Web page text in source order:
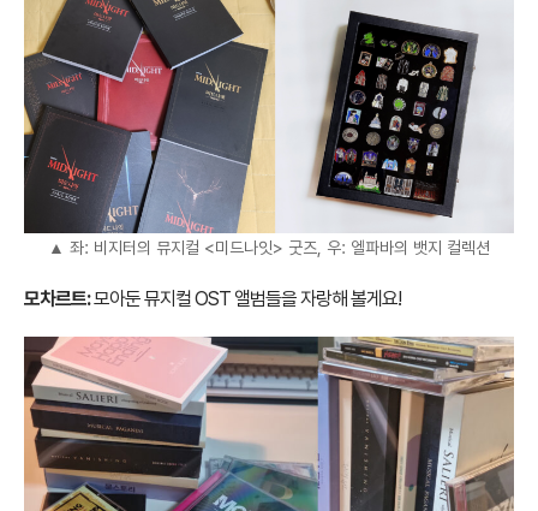
▲ 좌: 비지터의 뮤지컬 <미드나잇> 굿즈, 우: 엘파바의 뱃지 컬렉션
모차르트:모아둔 뮤지컬 OST 앨범들을 자랑해 볼게요!